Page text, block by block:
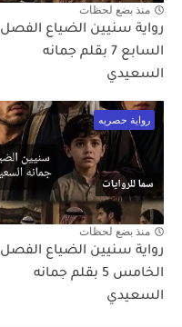
منذ بضع لحظات
رواية سنيين الضياع الفصل
السابع 7 بقلم جمانه
السعيدي
رواية حصريه
منذ بضع لحظات
رواية سنيين الضياع الفصل
الخامس 5 بقلم جمانه
السعيدي